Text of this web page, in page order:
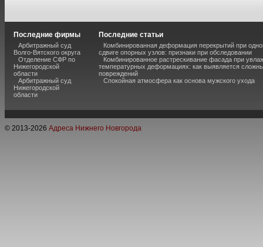
Последние фирмы
Арбитражный суд
Волго-Вятского округа
Отделение СФР по
Нижегородской
области
Арбитражный суд
Нижегородской
области
Последние статьи
Комбинированная деформация перекрытий при
сдвиге опорных узлов: признаки при обследовании
Комбинированное растрескивание фасада при
температурных деформациях: как выявляется
повреждений
Спокойная атмосфера как основа мужского ухода
© 2013-2026 Адреса Нижнего Новгорода